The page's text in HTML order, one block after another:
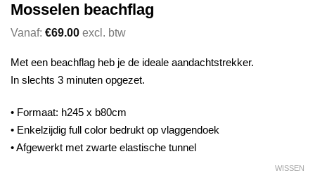
Mosselen beachflag
Vanaf: €69.00 excl. btw
Met een beachflag heb je de ideale aandachtstrekker.
In slechts 3 minuten opgezet.
• Formaat: h245 x b80cm
• Enkelzijdig full color bedrukt op vlaggendoek
• Afgewerkt met zwarte elastische tunnel
WISSEN